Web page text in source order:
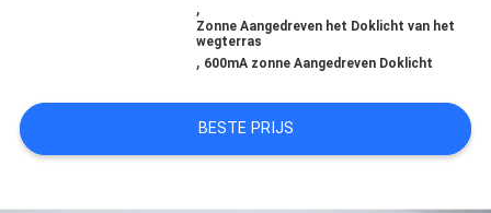
EEN
OFFERTE
,
Zonne Aangedreven het Doklicht van het
wegterras
, 600mA zonne Aangedreven Doklicht
BESTE PRIJS